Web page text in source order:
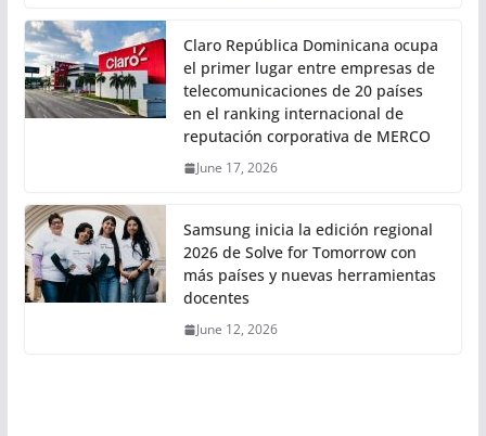
Claro República Dominicana ocupa
el primer lugar entre empresas de
telecomunicaciones de 20 países
en el ranking internacional de
reputación corporativa de MERCO
June 17, 2026
Samsung inicia la edición regional
2026 de Solve for Tomorrow con
más países y nuevas herramientas
docentes
June 12, 2026